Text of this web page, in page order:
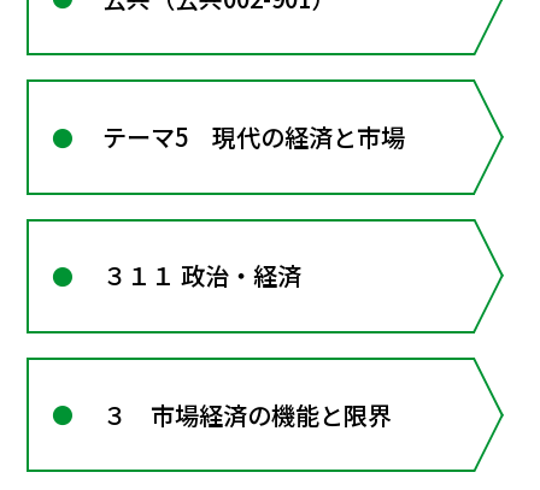
テーマ5 現代の経済と市場
３１１ 政治・経済
３ 市場経済の機能と限界